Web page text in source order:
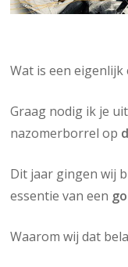
Wat is een eigenlijk
Graag nodig ik je
nazomerborrel op
Dit jaar gingen wij
essentie van een
Waarom wij dat